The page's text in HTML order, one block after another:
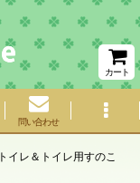
カート
問い合わせ
トイレ＆トイレ用すのこ